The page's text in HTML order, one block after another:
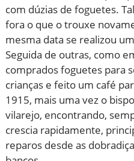
com dúzias de foguetes.
fora o que o trouxe
mesma data se realizou
Seguida de outras, como
comprados foguetes para
crianças e feito um café
1915, mais uma vez o
vilarejo, encontrando,
crescia rapidamente,
reparos desde as